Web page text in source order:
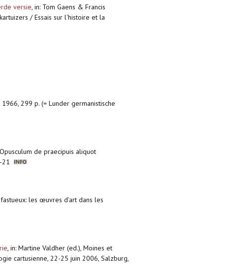
versie, in: Tom Gaens & Francis
/ Essais sur l'histoire et la
299 p. (= Lunder germanistische
de praecipuis aliquot
21
les œuvres d’art dans les
, in: Martine Valdher (ed.), Moines et
cartusienne, 22-25 juin 2006, Salzburg,